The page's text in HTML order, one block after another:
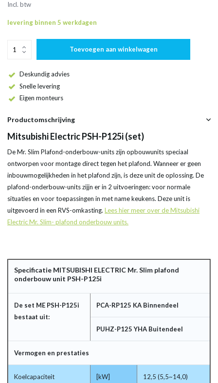
Incl. btw
levering binnen 5 werkdagen
Toevoegen aan winkelwagen
Deskundig advies
Snelle levering
Eigen monteurs
Productomschrijving
Mitsubishi Electric PSH-P125i (set)
De Mr. Slim Plafond-onderbouw-units zijn opbouwunits speciaal
ontworpen voor montage direct tegen het plafond. Wanneer er geen
inbouwmogelijkheden in het plafond zijn, is deze unit de oplossing. De
plafond-onderbouw-units zijjn er in 2 uitvoeringen: voor normale
situaties en voor toepassingen in met name keukens. Deze unit is
uitgevoerd in een RVS-omkasting. Lees hier meer over de Mitsubishi
Electric Mr. Slim- plafond onderbouw units.
Specificatie MITSUBISHI ELECTRIC Mr. Slim plafond
onderbouw unit PSH-P125i
De set ME PSH-P125i
bestaat uit:
PCA-RP125 KA Binnendeel
PUHZ-P125 YHA Buitendeel
Vermogen en prestaties
Koelcapaciteit [kW] 12,5 (5,5~14,0)